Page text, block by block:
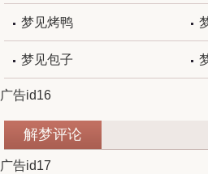
梦见烤鸭
梦见包子
广告id16
解梦评论
广告id17